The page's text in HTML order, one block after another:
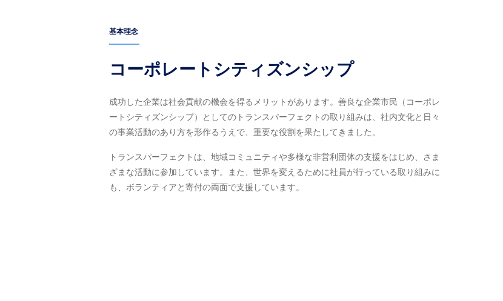
基本理念
コーポレートシティズンシップ
成功した企業は社会貢献の機会を得るメリットがあります。善良な企業市民（コーポレ
ートシティズンシップ）としてのトランスパーフェクトの取り組みは、社内文化と日々
の事業活動のあり方を形作るうえで、重要な役割を果たしてきました。
トランスパーフェクトは、地域コミュニティや多様な非営利団体の支援をはじめ、さま
ざまな活動に参加しています。また、世界を変えるために社員が行っている取り組みに
も、ボランティアと寄付の両面で支援しています。